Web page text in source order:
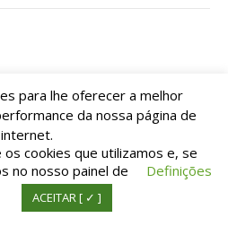
Lda. All Rights Reserved. | Suporte:
para lhe oferecer a melhor
da nossa página de
internet.
cookies que utilizamos e, se
no nosso painel de
Definições
ACEITAR [ ✓ ]